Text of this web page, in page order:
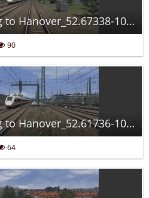
Screenshot_Hamburg to Hanover_52.67338-10.12707_13-26-57.jpg
90
Screenshot_Hamburg to Hanover_52.61736-10.06132_13-30-45.jpg
64